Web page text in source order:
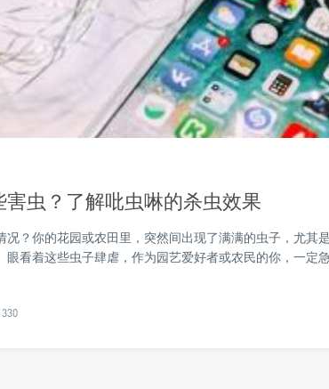
害虫？了解吡虫啉的杀虫效果
况？你的花园或农田里，突然间出现了满满的虫子，尤其
眼看着这些虫子肆虐，作为园艺爱好者或农民的你，一定
330